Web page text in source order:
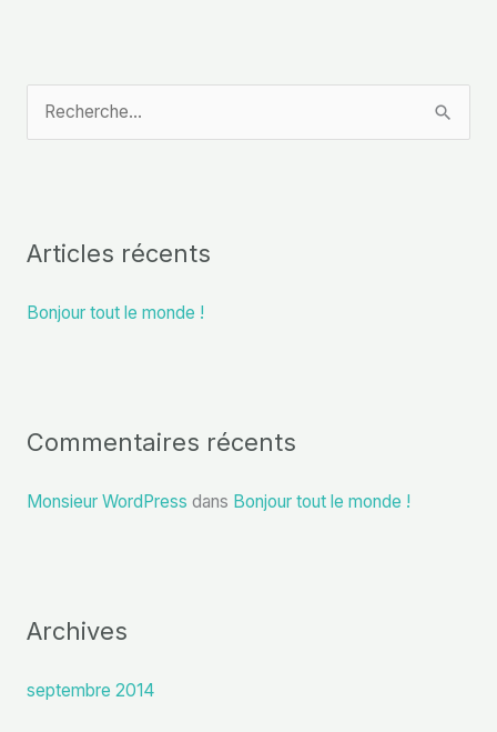
e
c
:
Articles récents
Bonjour tout le monde !
Commentaires récents
Monsieur WordPress dans Bonjour tout le monde !
Archives
septembre 2014